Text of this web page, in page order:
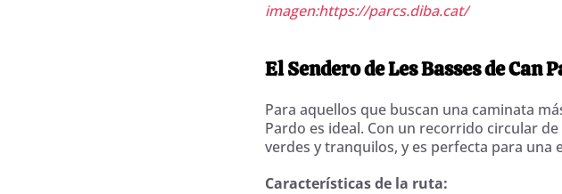
imagen:https://parcs.diba.cat/
El Sendero de Les Basses de Can
Para aquellos que buscan una caminata
Pardo es ideal. Con un recorrido circular
verdes y tranquilos, y es perfecta para una
Características de la ruta: